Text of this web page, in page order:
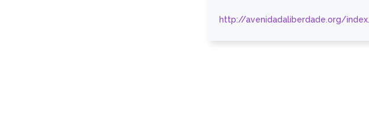
http://avenidadaliberdade.org/